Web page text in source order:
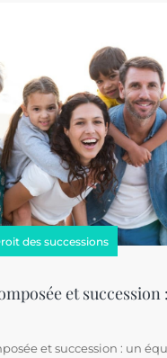
des successions
et
et succession : un